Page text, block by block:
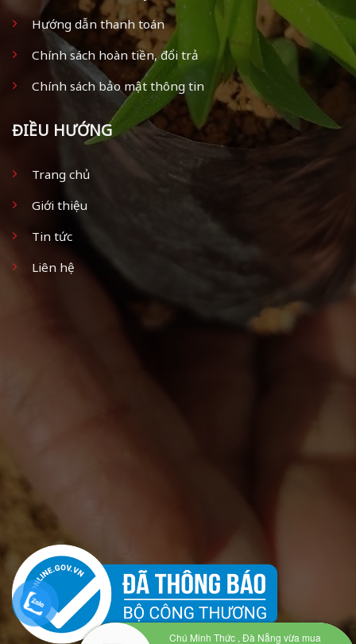
Hướng dẫn thanh toán
Chính sách hoàn tiền, đổi trả
Chính sách bảo mật thông tin
ĐIỀU HƯỚNG
Trang chủ
Giới thiệu
Tin tức
Liên hệ
Chú Minh Thức , Đà Nẵng vừa mua